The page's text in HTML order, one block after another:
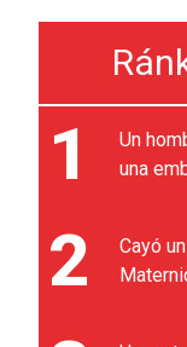
1
Un
una
2
Cayó